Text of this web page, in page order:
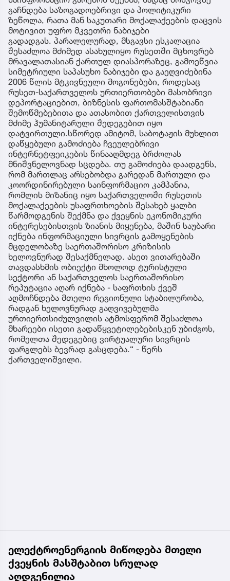
გაჩნდება საზოგადოებრივი და პოლიტიკური
ზეწოლა, რათა მან საკუთარი მოქალაქეების დაცვის
მოტივით უფრო მკვეთრი ნაბიჯები
გადადგას. პარალელურად, მსგავსი ესკალაცია
შესაძლოა მძიმედ ასახულიყო რუსეთში მცხოვრებ
მრავალათასიან ქართულ დიასპორაზეც, გამოეწვია
სიმეტრიული საპასუხო ნაბიჯები და გაეღვიძებინა
2006 წლის მტკივნეული მოგონებები, როდესაც
რუსეთ-საქართველოს ურთიერთობები მასობრივი
დეპორტაციებით, ბიზნესის ფართომასშტაბიანი
შემოწმებებითა და ათასობით ქართველისთვის
მძიმე ჰუმანიტარული შედეგებით იყო
დატვირთული.სწორედ ამიტომ, საბოტაჟის მუხლით
დაწყებული გამოძიება ჩვეულებრივი
ინტერნეტფეიკების წინააღმდეგ ბრძოლას
მნიშვნელოვნად სცდება. თუ გამოძიება დაადგენს,
რომ მართლაც არსებობდა გარედან მართული და
კოორდინირებული საინფორმაციო კამპანია,
რომლის მიზანიც იყო საქართველოში რუსეთის
მოქალაქეების უსაფრთხოების შესახებ ყალბი
წარმოდგენის შექმნა და ქვეყნის ეკონომიკური
ინტერესებისთვის ზიანის მიყენება, მაშინ საუბარი
იქნება ინფორმაციული სივრცის გამოყენების
მცდელობაზე საერთაშორისო კრიზისის
ხელოვნურად შესაქმნელად. ასეთ ვითარებაში
თავდასხმის ობიექტი მხოლოდ ტურისტული
სექტორი ან საქართველოს საერთაშორისო
რეპუტაცია აღარ იქნება - საფრთხის ქვეშ
აღმოჩნდება მთელი რეგიონული სტაბილურობა,
რადგან ხელოვნურად გაღვივებულმა
ურთიერთსიძულვილის ატმოსფერომ შესაძლოა
მხარეები ისეთი გადაწყვეტილებებისკენ უბიძგოს,
რომელთა შედეგებიც ვირტუალური სივრცის
ფარგლებს ბევრად გასცდება.“ - წერს
ქართველიშვილი.
ელექტროენერგიის მიწოდება მთელი
ქვეყნის მასშტაბით სრულად
აღდგენილია